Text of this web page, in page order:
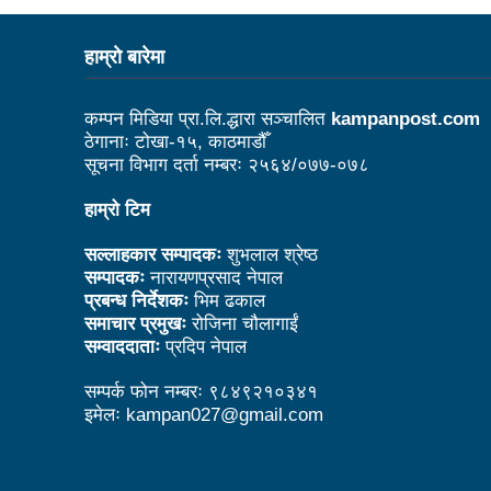
बजेट फेसबुकमा हुँदैन, रातो
झापामा माओवादीले १ लाख लिचि र
पत्रकारितामा काउन्सिलको
इमान्दारिताका साथ जनताकाे सेवा
सूचना प्रविधिका क्षेत्रमा
जनकलाकार श्रेष्ठ साँस्कृतिक
पर्यटन क्षेत्रको विकासका लागि
निकुञ्ज वार्डेनको ज्यादती:
हाम्राे बारेमा
कम्पन मिडिया प्रा.लि.द्धारा सञ्चालित kampanpost.com
ठेगानाः टोखा-१५, काठमाडौँ
सूचना विभाग दर्ता नम्बरः २५६४/०७७-०७८
हाम्रो टिम
सल्लाहकार सम्पादकःशुभलाल श्रेष्ठ
सम्पादकःनारायणप्रसाद नेपाल
प्रबन्ध निर्देशकःभिम ढकाल
समाचार प्रमुखःरोजिना चौलागाईं
सम्वाददाताःप्रदिप नेपाल
सम्पर्क फोन नम्बरः ९८४९२१०३४१
इमेलः kampan027@gmail.com